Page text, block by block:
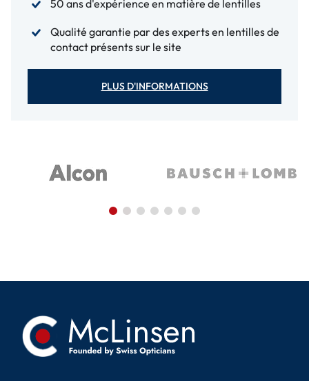
50 ans d'expérience en matière de lentilles
Qualité garantie par des experts en lentilles de
contact présents sur le site
PLUS D'INFORMATIONS